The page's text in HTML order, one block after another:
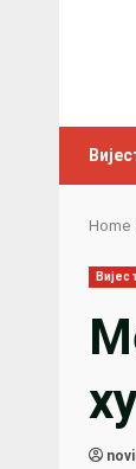
Home